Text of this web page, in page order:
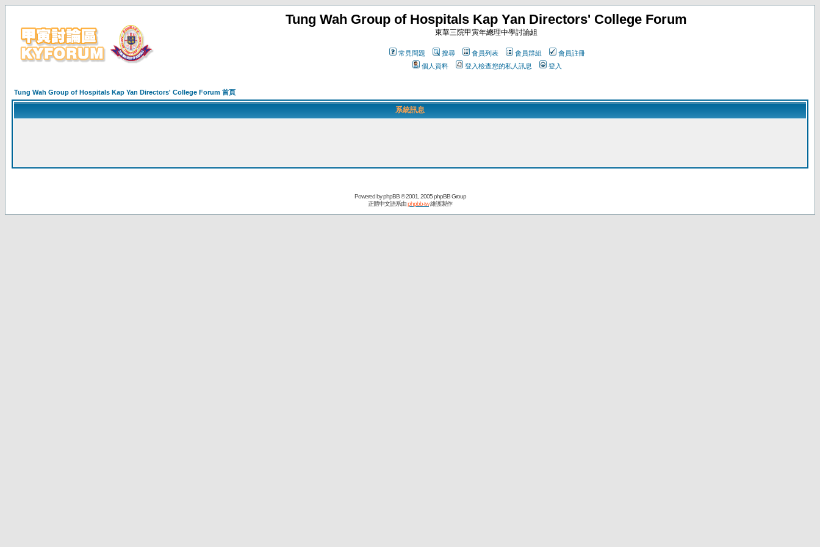
Tung Wah Group of Hospitals Kap Yan Directors' College Forum
東華三院甲寅年總理中學討論組
常見問題 搜尋 會員列表 會員群組
會員註冊
個人資料
登入檢查您的私人訊息 登入
Tung Wah Group of Hospitals Kap Yan Directors' College Forum 首頁
系統訊息
Powered byphpBB© 2001, 2005 phpBB Group
正體中文語系由phpbb-tw維護製作